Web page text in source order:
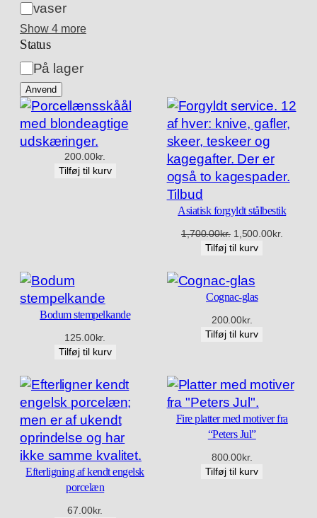
vaser
Show 4 more
Status
Tilgængelighed
På lager
Anvend
200.00kr.
Tilføj til kurv
TilbudVare
på
tilbud
Asiatisk forgyldt stålbestik
1,700.00kr. Den
oprindelige
var:
1,700.00kr..
1,500.00kr.
Tilføj til kurv
Bodum stempelkande
125.00kr.
Tilføj til kurv
Cognac-glas
200.00kr.
Tilføj til kurv
Efterligning af kendt engelsk
porcelæn
67.00kr.
Fire platter med motiver fra
“Peters Jul”
800.00kr.
Tilføj til kurv